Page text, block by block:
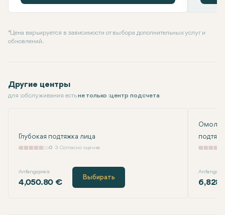
* Цена варьируется в зависимости от выбора дополнительных услуг и
обновлений.
Другие центры
для :обслуживания естьне только :центр подсчета
Глубокая подтяжка лица
0 0 Согласно оценке
Anfangspreis
4,050.80 €
Выбирать